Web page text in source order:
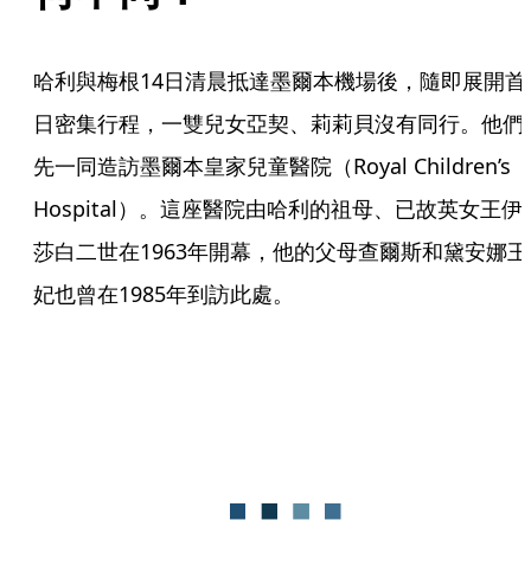
哈利與梅根14日清晨抵達墨爾本機場後，隨即展開首
日密集行程，一雙兒女亞契、莉莉貝沒有同行。他們
先一同造訪墨爾本皇家兒童醫院（Royal Children’s
Hospital）。這座醫院由哈利的祖母、已故英女王伊
莎白二世在1963年開幕，他的父母查爾斯和黛安娜王
妃也曾在1985年到訪此處。